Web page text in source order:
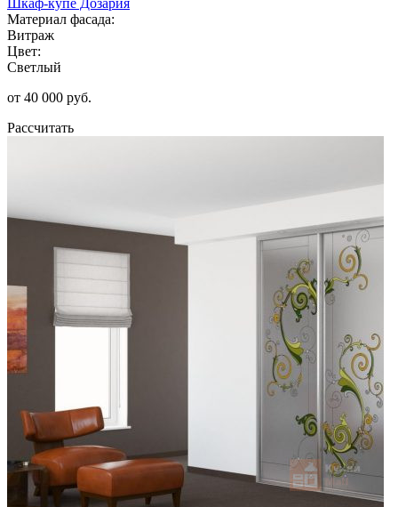
Материал фасада:
Витраж
Цвет:
Светлый
от 40 000 руб.
Рассчитать